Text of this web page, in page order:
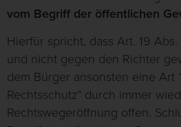
vom Begriff der öffentlichen
Hierfür spricht, dass Art. 19
und nicht gegen den Richter
dem Bürger ansonsten eine Art
Rechtsschutz” durch immer
Rechtswegeröffnung offen.